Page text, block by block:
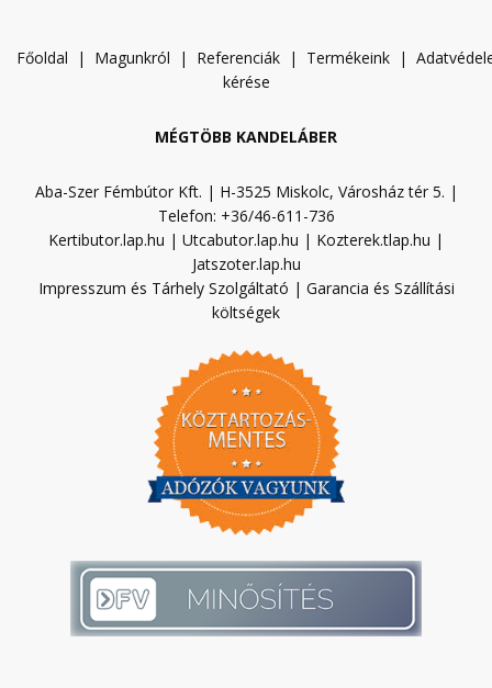
Főoldal | Magunkról | Referenciák | Termékeink | A
kérése
MÉGTÖBB KANDELÁBER
Aba-Szer Fémbútor Kft. | H-3525 Miskolc, Városház tér 5. |
Telefon: +36/46-611-736
Kertibutor.lap.hu | Utcabutor.lap.hu | Kozterek.tlap.hu |
Jatszoter.lap.hu
Impresszum és Tárhely Szolgáltató | Garancia és Szállítási
költségek